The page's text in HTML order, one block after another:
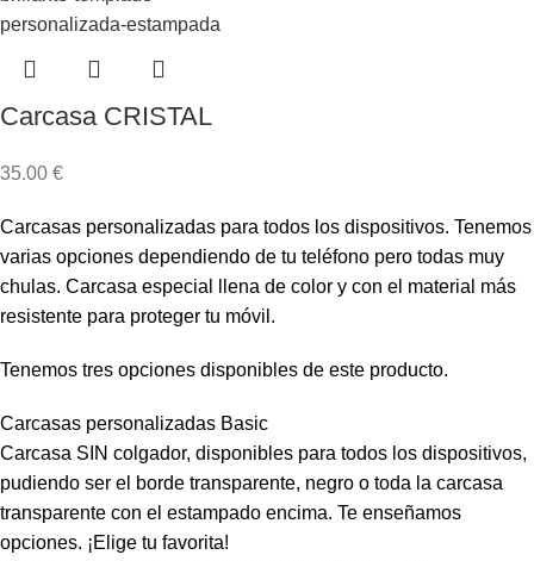
Carcasa CRISTAL
35.00 €
Carcasas personalizadas para todos los dispositivos. Tenemos
varias opciones dependiendo de tu teléfono pero todas muy
chulas. Carcasa especial llena de color y con el material más
resistente para proteger tu móvil.
Tenemos tres opciones disponibles de este producto.
Carcasas personalizadas Basic
Carcasa SIN colgador, disponibles para todos los dispositivos,
pudiendo ser el borde transparente, negro o toda la carcasa
transparente con el estampado encima. Te enseñamos
opciones. ¡Elige tu favorita!